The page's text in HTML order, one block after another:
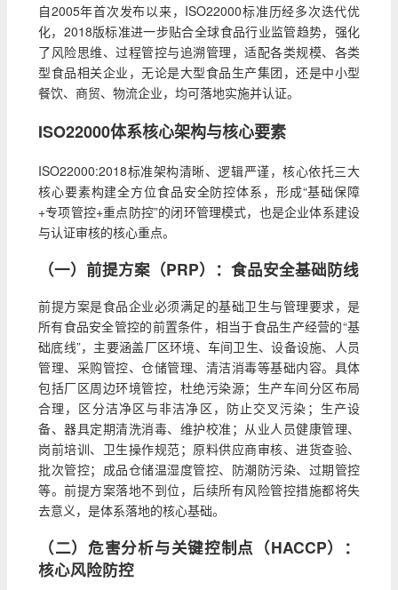
自2005年首次发布以来，ISO22000标准历经多次迭代优
化，2018版标准进一步贴合全球食品行业监管趋势，强化
了风险思维、过程管控与追溯管理，适配各类规模、各类
型食品相关企业，无论是大型食品生产集团，还是中小型
餐饮、商贸、物流企业，均可落地实施并认证。
ISO22000体系核心架构与核心要素
ISO22000:2018标准架构清晰、逻辑严谨，核心依托三大
核心要素构建全方位食品安全防控体系，形成“基础保障
+专项管控+重点防控”的闭环管理模式，也是企业体系建设
与认证审核的核心重点。
（一）前提方案（PRP）：食品安全基础防线
前提方案是食品企业必须满足的基础卫生与管理要求，是
所有食品安全管控的前置条件，相当于食品生产经营的“基
础底线”，主要涵盖厂区环境、车间卫生、设备设施、人员
管理、采购管控、仓储管理、清洁消毒等基础内容。具体
包括厂区周边环境管控，杜绝污染源；生产车间分区布局
合理，区分洁净区与非洁净区，防止交叉污染；生产设
备、器具定期清洗消毒、维护校准；从业人员健康管理、
岗前培训、卫生操作规范；原料供应商审核、进货查验、
批次管控；成品仓储温湿度管控、防潮防污染、过期管控
等。前提方案落地不到位，后续所有风险管控措施都将失
去意义，是体系落地的核心基础。
（二）危害分析与关键控制点（HACCP）：
核心风险防控